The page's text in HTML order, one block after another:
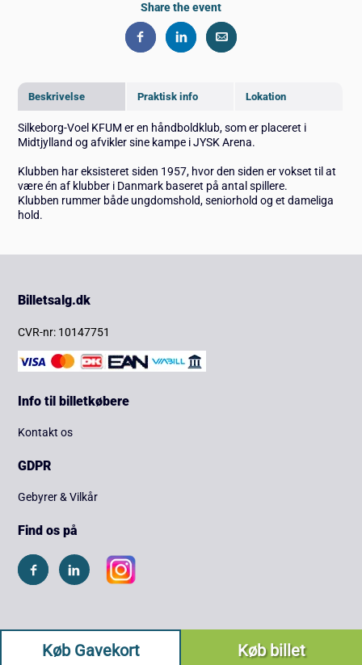
Beskrivelse Praktisk info Lokation
Silkeborg-Voel KFUM er en håndboldklub, som er placeret i
Midtjylland og afvikler sine kampe i JYSK Arena.
Klubben har eksisteret siden 1957, hvor den siden er vokset til at
være én af klubber i Danmark baseret på antal spillere.
Klubben rummer både ungdomshold, seniorhold og et dameliga
hold.
Køb billet
Køb Gavekort
Share the event
Billetsalg.dk
CVR-nr: 10147751
Info til billetkøbere
Kontakt os
GDPR
Gebyrer & Vilkår
Find os på